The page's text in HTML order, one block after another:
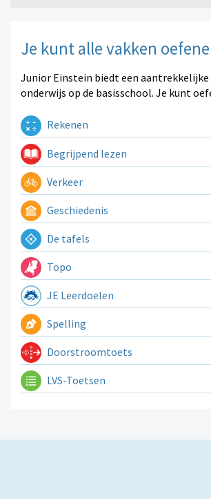
Je kunt alle vakken
Junior Einstein biedt een
onderwijs op de basisschool. Je kunt
Rekenen
Begrijpend lezen
Verkeer
Geschiedenis
De tafels
Topo
JE Leerdoelen
Spelling
Doorstroomtoets
LVS-Toetsen